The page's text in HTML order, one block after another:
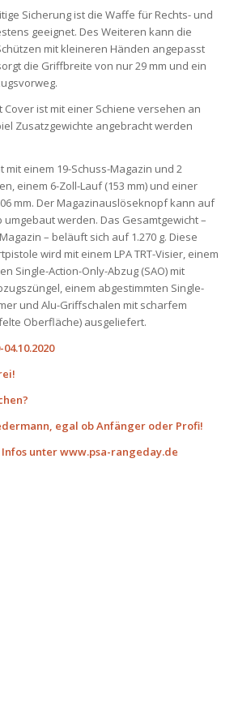
Sicherung ist die Waffe für Rechts- und
geeignet. Des Weiteren kann die
mit kleineren Händen angepasst
die Griffbreite von nur 29 mm und ein
Cover ist mit einer Schiene versehen an
Zusatzgewichte angebracht werden
mit einem 19-Schuss-Magazin und 2
einem 6-Zoll-Lauf (153 mm) und einer
mm. Der Magazinauslöseknopf kann auf
werden. Das Gesamtgewicht –
– beläuft sich auf 1.270 g. Diese
wird mit einem LPA TRT-Visier, einem
Single-Action-Only-Abzug (SAO) mit
einem abgestimmten Single-
und Alu-Griffschalen mit scharfem
Oberfläche) ausgeliefert.
04.10.2020
egal ob Anfänger oder Profi!
unter www.psa-rangeday.de